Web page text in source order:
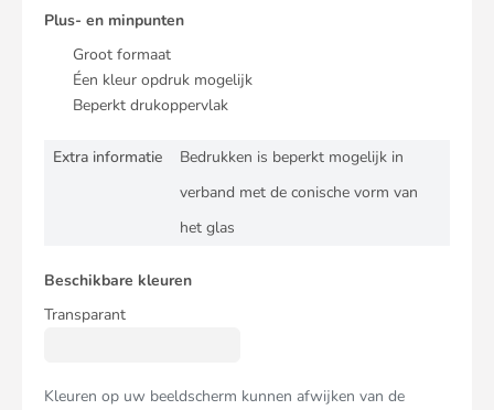
Plus- en minpunten
Groot formaat
Éen kleur opdruk mogelijk
Beperkt drukoppervlak
Extra informatie
Bedrukken is beperkt mogelijk in
verband met de conische vorm van
het glas
Beschikbare kleuren
Transparant
Kleuren op uw beeldscherm kunnen afwijken van de